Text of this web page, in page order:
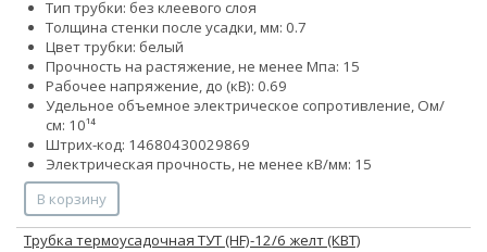
Тип трубки: без клеевого слоя
Толщина стенки после усадки, мм: 0.7
Цвет трубки: белый
Прочность на растяжение, не менее Мпа: 15
Рабочее напряжение, до (кВ): 0.69
Удельное объемное электрическое сопротивление, Ом/
см: 10¹⁴
Штрих-код: 14680430029869
Электрическая прочность, не менее кВ/мм: 15
В корзину
Трубка термоусадочная ТУТ (HF)-12/6 желт (КВТ)